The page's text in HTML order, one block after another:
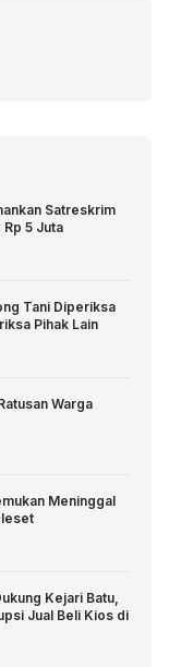
Satreskrim
5 Juta
Tani Diperiksa
Pihak Lain
Warga
Meninggal
Kejari Batu,
Jual Beli Kios di